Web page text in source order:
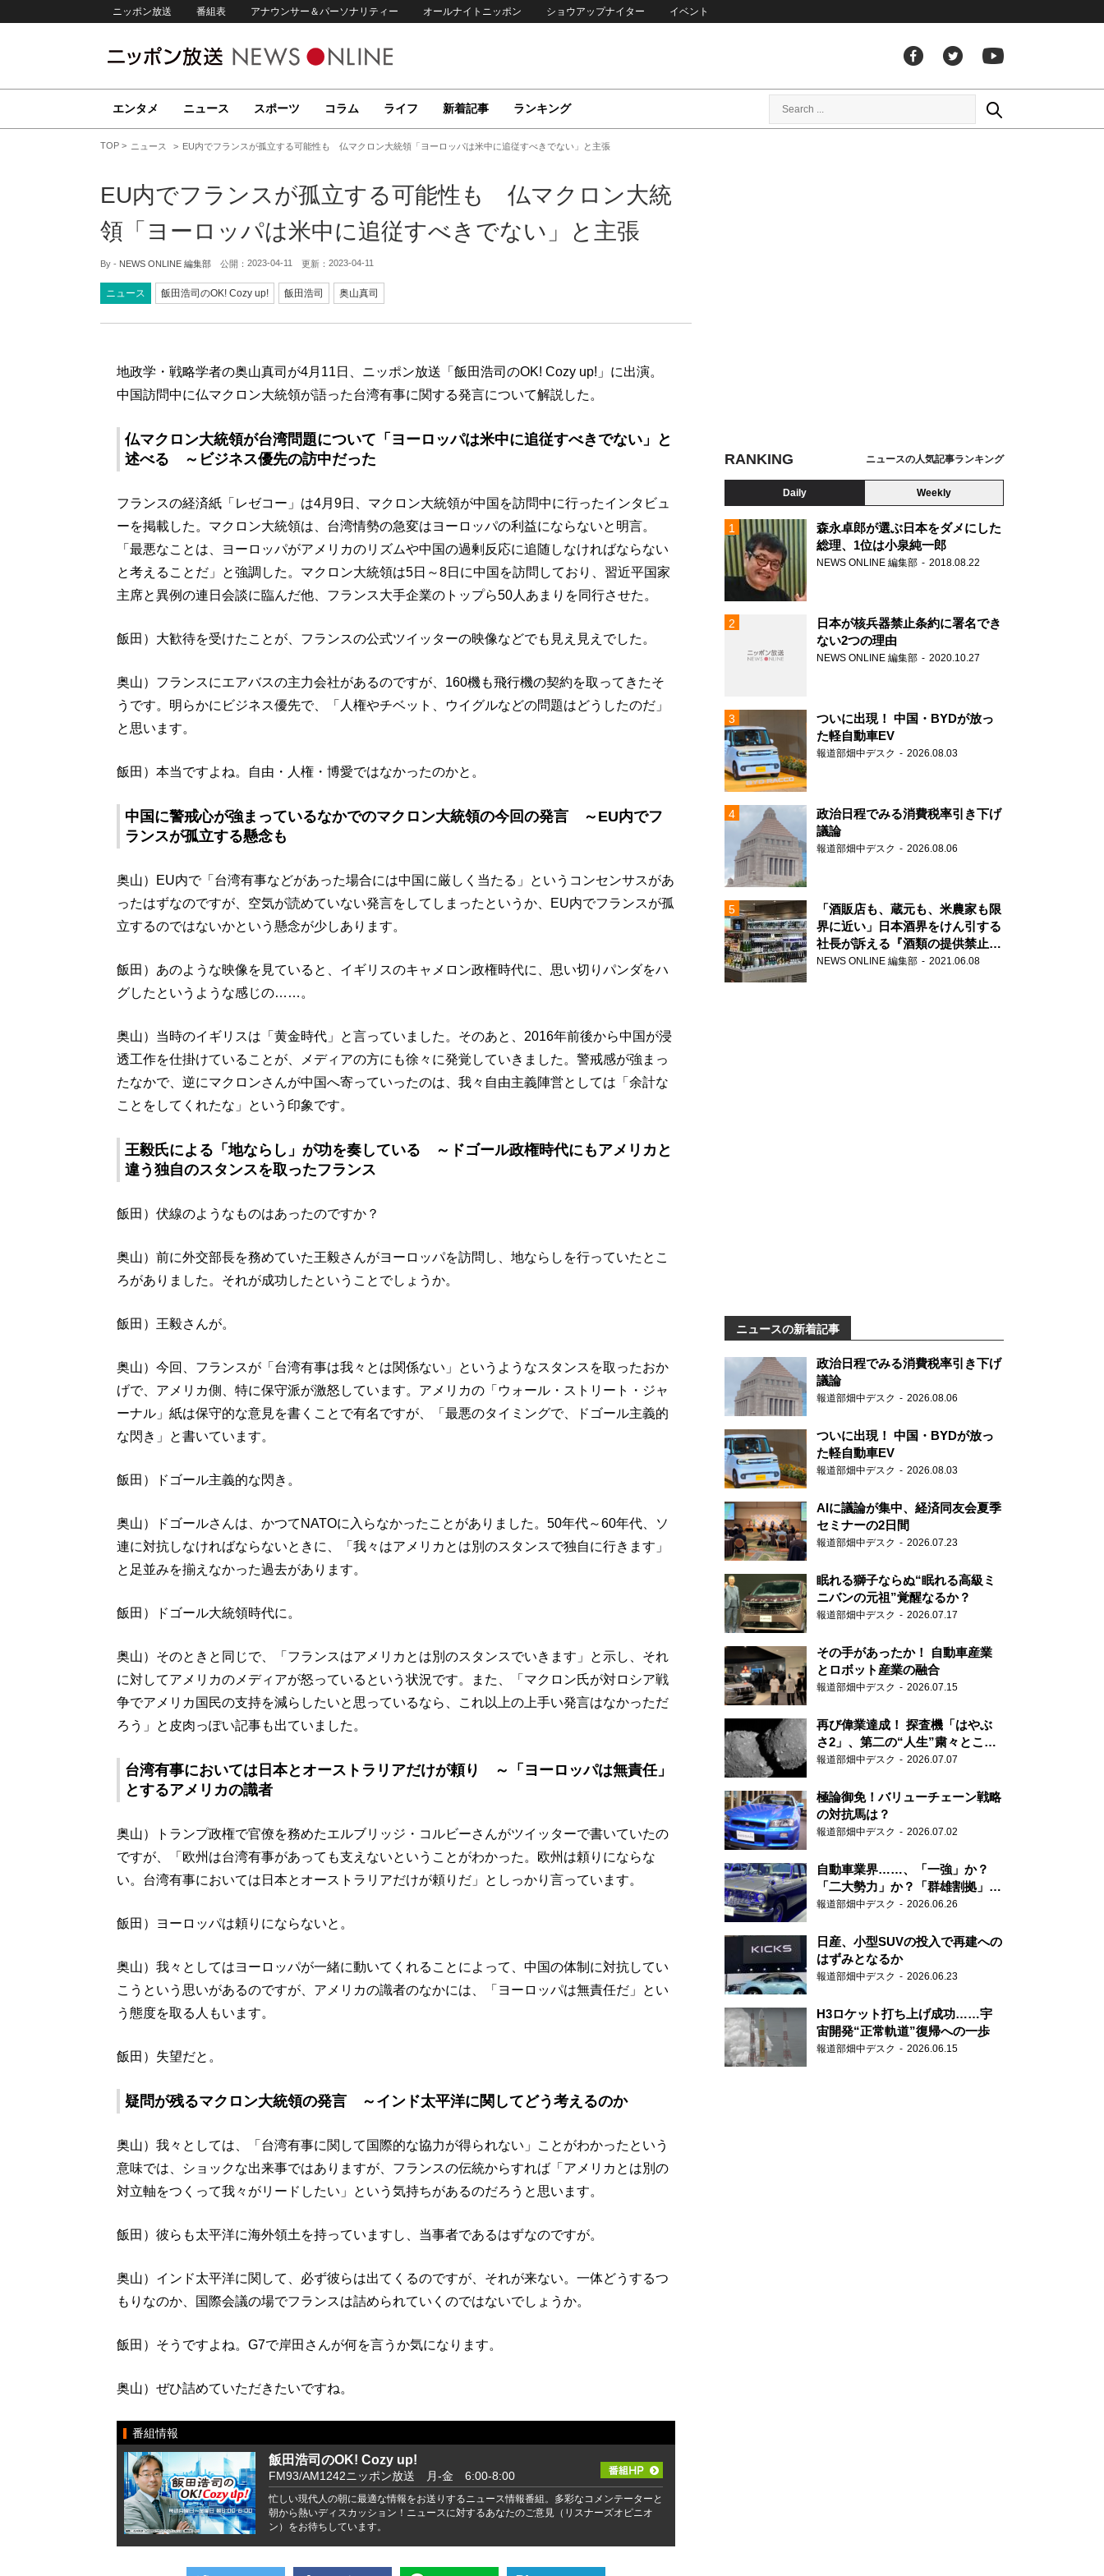
ニッポン放送 番組表 アナウンサー＆パーソナリティー オールナイトニッポン ショウアップナイター イベント
エンタメ ニュース スポーツ コラム ライフ 新着記事 ランキング
TOP ニュース EU内でフランスが孤立する可能性も 仏マクロン大統領「ヨーロッパは米中に追従すべきでない」と主張
EU内でフランスが孤立する可能性も 仏マクロン大統
領「ヨーロッパは米中に追従すべきでない」と主張
By - NEWS ONLINE 編集部 公開： 2023-04-11 更新： 2023-04-11
ニュース 飯田浩司のOK! Cozy up! 飯田浩司 奥山真司
地政学・戦略学者の奥山真司が4月11日、ニッポン放送「飯田浩司のOK! Cozy up!」に出演。
中国訪問中に仏マクロン大統領が語った台湾有事に関する発言について解説した。
仏マクロン大統領が台湾問題について「ヨーロッパは米中に追従すべきでない」と
述べる ～ビジネス優先の訪中だった
フランスの経済紙「レゼコー」は4月9日、マクロン大統領が中国を訪問中に行ったインタビュ
ーを掲載した。マクロン大統領は、台湾情勢の急変はヨーロッパの利益にならないと明言。
「最悪なことは、ヨーロッパがアメリカのリズムや中国の過剰反応に追随しなければならない
と考えることだ」と強調した。マクロン大統領は5日～8日に中国を訪問しており、習近平国家
主席と異例の連日会談に臨んだ他、フランス大手企業のトップら50人あまりを同行させた。
飯田）大歓待を受けたことが、フランスの公式ツイッターの映像などでも見え見えでした。
奥山）フランスにエアバスの主力会社があるのですが、160機も飛行機の契約を取ってきたそ
うです。明らかにビジネス優先で、「人権やチベット、ウイグルなどの問題はどうしたのだ」
と思います。
飯田）本当ですよね。自由・人権・博愛ではなかったのかと。
中国に警戒心が強まっているなかでのマクロン大統領の今回の発言 ～EU内でフ
ランスが孤立する懸念も
奥山）EU内で「台湾有事などがあった場合には中国に厳しく当たる」というコンセンサスがあ
ったはずなのですが、空気が読めていない発言をしてしまったというか、EU内でフランスが孤
立するのではないかという懸念が少しあります。
飯田）あのような映像を見ていると、イギリスのキャメロン政権時代に、思い切りパンダをハ
グしたというような感じの……。
奥山）当時のイギリスは「黄金時代」と言っていました。そのあと、2016年前後から中国が浸
透工作を仕掛けていることが、メディアの方にも徐々に発覚していきました。警戒感が強まっ
たなかで、逆にマクロンさんが中国へ寄っていったのは、我々自由主義陣営としては「余計な
ことをしてくれたな」という印象です。
王毅氏による「地ならし」が功を奏している ～ドゴール政権時代にもアメリカと
違う独自のスタンスを取ったフランス
飯田）伏線のようなものはあったのですか？
奥山）前に外交部長を務めていた王毅さんがヨーロッパを訪問し、地ならしを行っていたとこ
ろがありました。それが成功したということでしょうか。
飯田）王毅さんが。
奥山）今回、フランスが「台湾有事は我々とは関係ない」というようなスタンスを取ったおか
げで、アメリカ側、特に保守派が激怒しています。アメリカの「ウォール・ストリート・ジャ
ーナル」紙は保守的な意見を書くことで有名ですが、「最悪のタイミングで、ドゴール主義的
な閃き」と書いています。
飯田）ドゴール主義的な閃き。
奥山）ドゴールさんは、かつてNATOに入らなかったことがありました。50年代～60年代、ソ
連に対抗しなければならないときに、「我々はアメリカとは別のスタンスで独自に行きます」
と足並みを揃えなかった過去があります。
飯田）ドゴール大統領時代に。
奥山）そのときと同じで、「フランスはアメリカとは別のスタンスでいきます」と示し、それ
に対してアメリカのメディアが怒っているという状況です。また、「マクロン氏が対ロシア戦
争でアメリカ国民の支持を減らしたいと思っているなら、これ以上の上手い発言はなかっただ
ろう」と皮肉っぽい記事も出ていました。
台湾有事においては日本とオーストラリアだけが頼り ～「ヨーロッパは無責任」
とするアメリカの識者
奥山）トランプ政権で官僚を務めたエルブリッジ・コルビーさんがツイッターで書いていたの
ですが、「欧州は台湾有事があっても支えないということがわかった。欧州は頼りにならな
い。台湾有事においては日本とオーストラリアだけが頼りだ」としっかり言っています。
飯田）ヨーロッパは頼りにならないと。
奥山）我々としてはヨーロッパが一緒に動いてくれることによって、中国の体制に対抗してい
こうという思いがあるのですが、アメリカの識者のなかには、「ヨーロッパは無責任だ」とい
う態度を取る人もいます。
飯田）失望だと。
疑問が残るマクロン大統領の発言 ～インド太平洋に関してどう考えるのか
奥山）我々としては、「台湾有事に関して国際的な協力が得られない」ことがわかったという
意味では、ショックな出来事ではありますが、フランスの伝統からすれば「アメリカとは別の
対立軸をつくって我々がリードしたい」という気持ちがあるのだろうと思います。
飯田）彼らも太平洋に海外領土を持っていますし、当事者であるはずなのですが。
奥山）インド太平洋に関して、必ず彼らは出てくるのですが、それが来ない。一体どうするつ
もりなのか、国際会議の場でフランスは詰められていくのではないでしょうか。
飯田）そうですよね。G7で岸田さんが何を言うか気になります。
奥山）ぜひ詰めていただきたいですね。
番組情報
飯田浩司のOK! Cozy up!
FM93/AM1242ニッポン放送 月-金 6:00-8:00
忙しい現代人の朝に最適な情報をお送りするニュース情報番組。多彩なコメンテーターと
朝から熱いディスカッション！ニュースに対するあなたのご意見（リスナーズオピニオ
ン）をお待ちしています。
RANKING ニュースの人気記事ランキング
Daily Weekly
森永卓郎が選ぶ日本をダメにした
総理、1位は小泉純一郎
NEWS ONLINE 編集部 2018.08.22
日本が核兵器禁止条約に署名でき
ない2つの理由
NEWS ONLINE 編集部 2020.10.27
ついに出現！ 中国・BYDが放っ
た軽自動車EV
報道部畑中デスク 2026.08.03
政治日程でみる消費税率引き下げ
議論
報道部畑中デスク 2026.08.06
「酒販店も、蔵元も、米農家も限
界に近い」日本酒界をけん引する
社長が訴える『酒類の提供禁止』
策の大打撃
NEWS ONLINE 編集部 2021.06.08
ニュースの新着記事
政治日程でみる消費税率引き下げ
議論
報道部畑中デスク 2026.08.06
ついに出現！ 中国・BYDが放っ
た軽自動車EV
報道部畑中デスク 2026.08.03
AIに議論が集中、経済同友会夏季
セミナーの2日間
報道部畑中デスク 2026.07.23
眠れる獅子ならぬ“眠れる高級ミ
ニバンの元祖”覚醒なるか？
報道部畑中デスク 2026.07.17
その手があったか！ 自動車産業
とロボット産業の融合
報道部畑中デスク 2026.07.15
再び偉業達成！ 探査機「はやぶ
さ2」、第二の“人生”粛々とこな
す
報道部畑中デスク 2026.07.07
極論御免！バリューチェーン戦略
の対抗馬は？
報道部畑中デスク 2026.07.02
自動車業界……、「一強」か？
「二大勢力」か？「群雄割拠」
か？
報道部畑中デスク 2026.06.26
日産、小型SUVの投入で再建への
はずみとなるか
報道部畑中デスク 2026.06.23
H3ロケット打ち上げ成功……宇
宙開発“正常軌道”復帰への一歩
報道部畑中デスク 2026.06.15